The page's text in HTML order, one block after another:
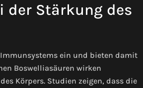
der Stärkung des
ein und bieten damit
Boswelliasäuren wirken
Körpers. Studien zeigen, dass die